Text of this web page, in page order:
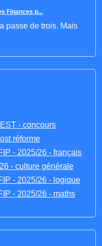
Finances p...
passe de trois. Mais
- concours
réforme
- 2025/26 - français
- culture générale
- 2025/26 - logique
- 2025/26 - maths